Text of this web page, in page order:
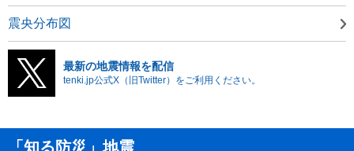
震央分布図
最新の地震情報を配信
tenki.jp公式X（旧Twitter）をご利用ください。
「知る防災」地震